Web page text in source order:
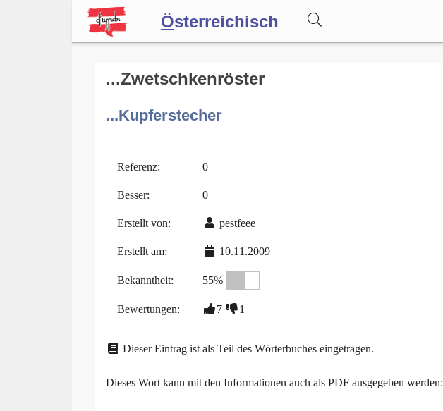
Österreichisch
Forum
Blog
...Zwetschkenröster
...Kupferstecher
Referenz: 0
Besser: 0
Erstellt von: pestfeee
Erstellt am: 10.11.2009
Bekanntheit: 55%
Bewertungen: 7 1
Dieser Eintrag ist als Teil des Wörterbuches eingetragen.
Dieses Wort kann mit den Informationen auch als PDF ausgegeben werden: